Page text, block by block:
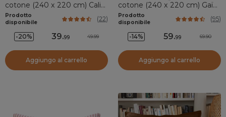
cotone (240 x 220 cm) Cali
Blu marine
Prodotto
disponibile
(22)
-20% 39.99 49.99
Aggiungo al carrello
cotone (240 x 220 cm) Gaïa
Bianco chantilly
Prodotto
disponibile
(95)
-14% 59.99 69.90
Aggiungo al carrello